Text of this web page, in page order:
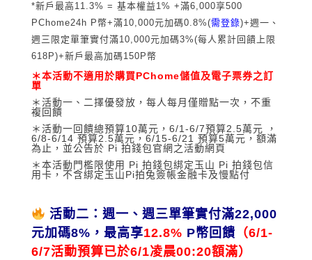
*新戶最高11.3% = 基本權益1% +滿6,000享500
PChome24h P幣+滿10,000元加碼0.8%(需登錄)+週一、
週三限定單筆實付滿10,000元加碼3%(每人累計回饋上限
618P)+新戶最高加碼150P幣
＊本活動不適用於購買PChome儲值及電子票券之訂
單
＊活動一、二擇優發放，每人每月僅贈點一次，不重
複回饋
＊活動一回饋總預算10萬元，6/1-6/7預算2.5萬元 ，
6/8-6/14 預算2.5萬元，6/15-6/21 預算5萬元，額滿
為止，並公告於 Pi 拍錢包官網之活動網頁
＊本活動門檻限使用 Pi 拍錢包綁定玉山 Pi 拍錢包信
用卡，不含綁定玉山Pi拍兔簽帳金融卡及慢點付
活動二：週一、週三單筆實付滿22,000
元加碼8%，最高享12.8% P幣回饋 （6/1-
6/7活動預算已於6/1凌晨00:20額滿）